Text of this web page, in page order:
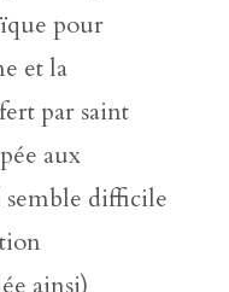
pour
et la
par saint
aux
semble difficile